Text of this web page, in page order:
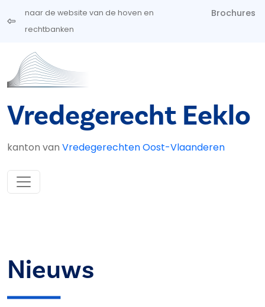
Overslaan en naar de inhoud gaan
naar de website van de hoven en
rechtbanken
Brochures
Vredegerecht Eeklo
kanton van Vredegerechten Oost-Vlaanderen
Nieuws